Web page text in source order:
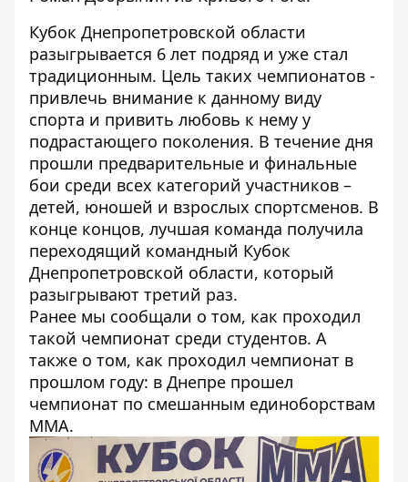
Кубок Днепропетровской области
разыгрывается 6 лет подряд и уже стал
традиционным. Цель таких чемпионатов -
привлечь внимание к данному виду
спорта и привить любовь к нему у
подрастающего поколения. В течение дня
прошли предварительные и финальные
бои среди всех категорий участников –
детей, юношей и взрослых спортсменов. В
конце концов, лучшая команда получила
переходящий командный Кубок
Днепропетровской области, который
разыгрывают третий раз.
Ранее мы сообщали о том, как проходил
такой чемпионат среди студентов. А
также о том, как проходил чемпионат в
прошлом году: в Днепре прошел
чемпионат по смешанным единоборствам
ММА.